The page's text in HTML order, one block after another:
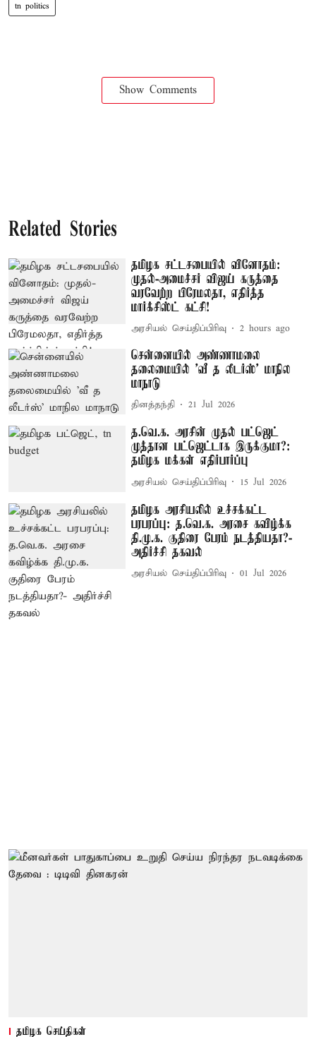
tn politics
Show Comments
Related Stories
தமிழக சட்டசபையில் வினோதம்:
முதல்-அமைச்சர் விஜய் கருத்தை
வரவேற்ற பிரேமலதா, எதிர்த்த
மார்க்சிஸ்ட் கட்சி!
அரசியல் செய்திப்பிரிவு 2 hours ago
சென்னையில் அண்ணாமலை
தலைமையில் ’வீ த லீடர்ஸ்’ மாநில
மாநாடு
தினத்தந்தி 21 Jul 2026
த.வெ.க. அரசின் முதல் பட்ஜெட்
முத்தான பட்ஜெட்டாக இருக்குமா?:
தமிழக மக்கள் எதிர்பார்ப்பு
அரசியல் செய்திப்பிரிவு 15 Jul 2026
தமிழக அரசியலில் உச்சக்கட்ட
பரபரப்பு: த.வெ.க. அரசை கவிழ்க்க
தி.மு.க. குதிரை பேரம் நடத்தியதா?-
அதிர்ச்சி தகவல்
அரசியல் செய்திப்பிரிவு 01 Jul 2026
தமிழக செய்திகள்